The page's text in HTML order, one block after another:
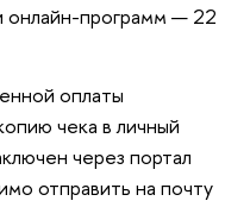
онлайн-программ — 22
оплаты
чека в личный
через портал
отправить на почту